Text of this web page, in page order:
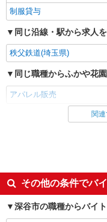
制服貸与
同じ沿線・駅から求人
秩父鉄道(埼玉県)
同じ職種からふかや花
アパレル販売
同じ雇用形態からふか
未経験歓迎
大学生歓迎
週2～3日勤務OK
関
その他の条件でバ
深谷市の職種からバイ